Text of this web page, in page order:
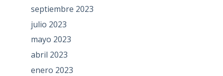
septiembre 2023
julio 2023
mayo 2023
abril 2023
enero 2023